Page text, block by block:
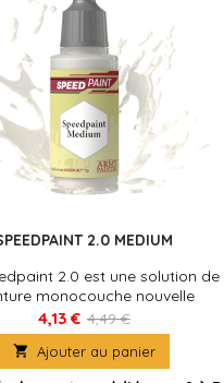
2.0 MEDIUM
2.0 est une solution de
monocouche nouvelle
Appliquez simplement une
de Speedpaint directement sur
figurine et le tour est joué ! La
produira à la fois un
4,13 € 4,49 €
 Ajouter au panier